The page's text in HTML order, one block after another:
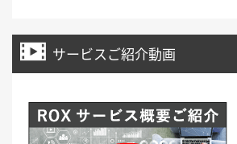
サービスご紹介動画